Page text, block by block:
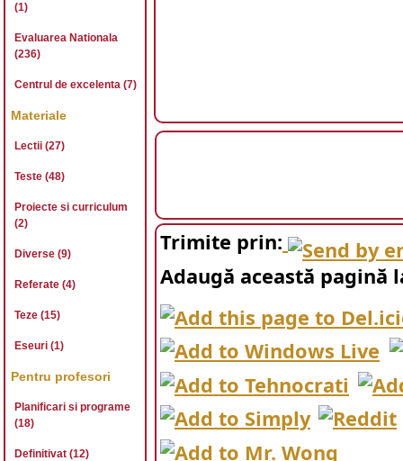
Trimite prin:
Adaugă această pagină
(1)
Evaluarea Nationala
(236)
Centrul de excelenta (7)
Materiale
Lectii (27)
Teste (48)
Proiecte si curriculum
(2)
Diverse (9)
Referate (4)
Teze (15)
Eseuri (1)
Pentru profesori
Planificari si programe
(18)
Definitivat (12)